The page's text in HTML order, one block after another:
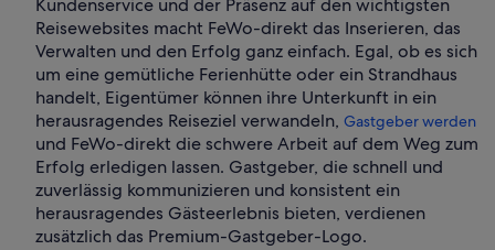
Kundenservice und der Präsenz auf den wichtigsten
Reisewebsites macht FeWo-direkt das Inserieren, das
Verwalten und den Erfolg ganz einfach. Egal, ob es sich
um eine gemütliche Ferienhütte oder ein Strandhaus
handelt, Eigentümer können ihre Unterkunft in ein
herausragendes Reiseziel verwandeln, Gastgeber werden
und FeWo-direkt die schwere Arbeit auf dem Weg zum
Erfolg erledigen lassen. Gastgeber, die schnell und
zuverlässig kommunizieren und konsistent ein
herausragendes Gästeerlebnis bieten, verdienen
zusätzlich das Premium-Gastgeber-Logo.